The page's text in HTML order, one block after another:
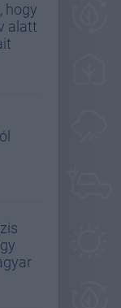
hogy
alatt